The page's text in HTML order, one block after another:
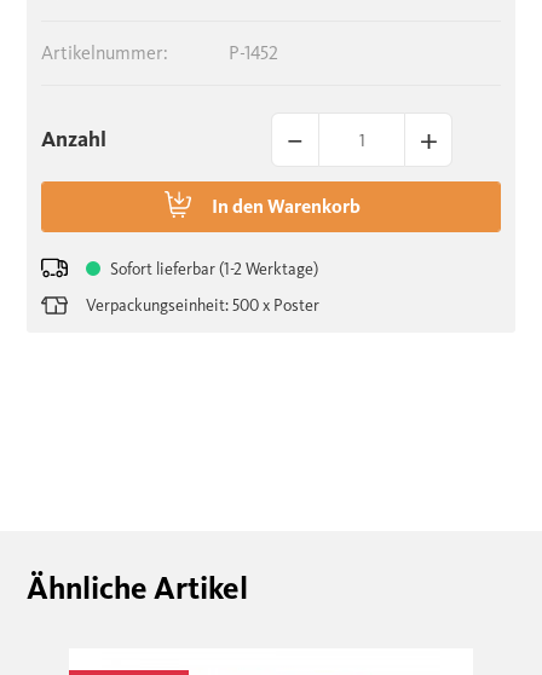
Sofort lieferbar (1-2 Werktage)
Verpackungseinheit: 500 x Poster
Artikelnummer: P-1452
Anzahl – +
In den Warenkorb
Ähnliche Artikel